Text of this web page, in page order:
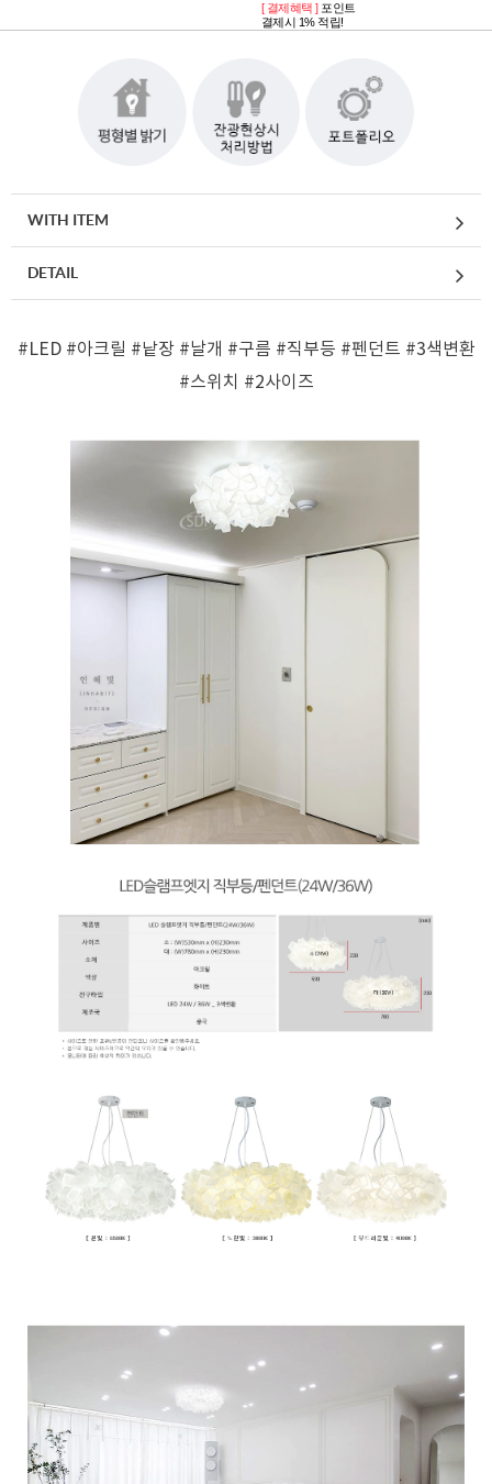
페이코 ID로 페
PAYCO 바로구매
[ 결제혜택 ] 포인트
결제시 1% 적립!
WITH ITEM
DETAIL
#LED #아크릴 #낱장 #날개 #구름 #직부등 #펜던트 #3색변환
#스위치 #2사이즈